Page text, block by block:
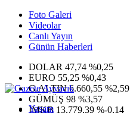
Foto Galeri
Videolar
Canlı Yayın
Günün Haberleri
DOLAR 47,74 %0,25
EURO 55,25 %0,43
G.ALTIN6.660,55 %2,59
GÜMÜŞ 98 %3,57
IMKB 13.779,39 %-0,14
Yaşam